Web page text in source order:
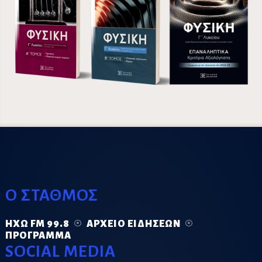
Ο ΣΤΑΘΜΟΣ
ΗΧΏ FM 99.8
ΑΡΧΕΊΟ ΕΙΔΉΣΕΩΝ
ΠΡΌΓΡΑΜΜΑ
SOCIAL MEDIA